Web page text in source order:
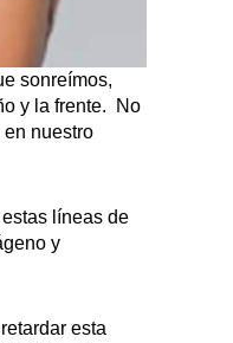
sonreímos,
y la frente. No
nuestro
líneas de
y
esta